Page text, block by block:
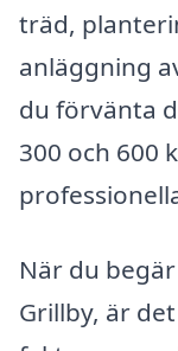
träd,
anläggning
du förvänta
300 och 600
När du
Grillby, är